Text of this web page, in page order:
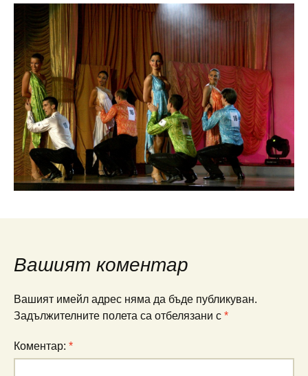
Вашият коментар
Вашият имейл адрес няма да бъде публикуван.
Задължителните полета са отбелязани с *
Коментар: *